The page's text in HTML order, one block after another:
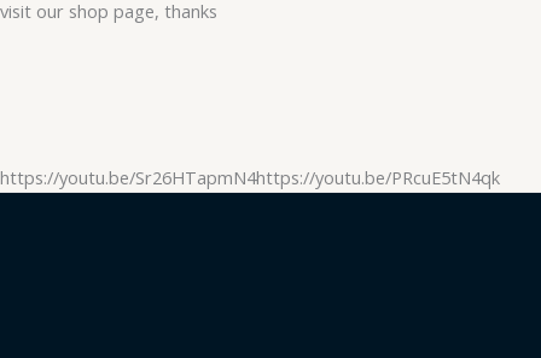
visit our shop page, thanks
https://youtu.be/Sr26HTapmN4https://youtu.be/PRcuE5tN4qk